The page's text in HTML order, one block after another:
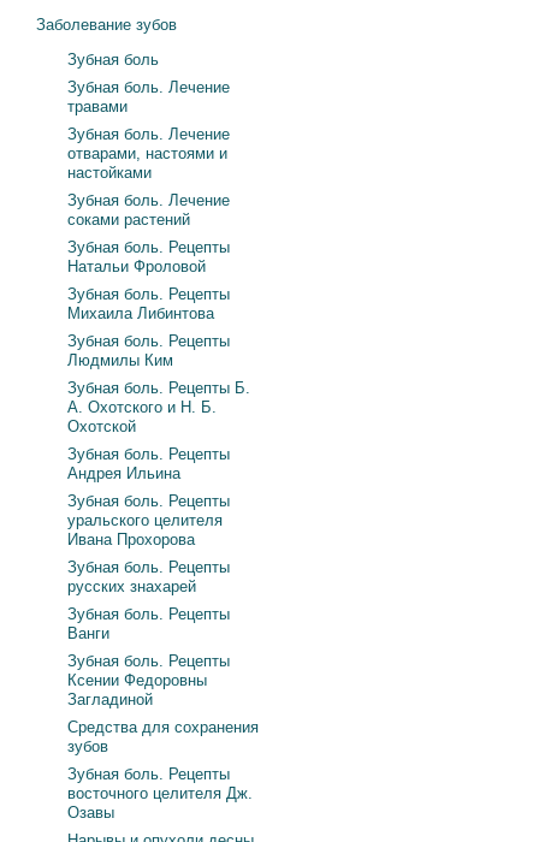
Заболевание зубов
Зубная боль
Зубная боль. Лечение
травами
Зубная боль. Лечение
отварами, настоями и
настойками
Зубная боль. Лечение
соками растений
Зубная боль. Рецепты
Натальи Фроловой
Зубная боль. Рецепты
Михаила Либинтова
Зубная боль. Рецепты
Людмилы Ким
Зубная боль. Рецепты Б.
А. Охотского и Н. Б.
Охотской
Зубная боль. Рецепты
Андрея Ильина
Зубная боль. Рецепты
уральского целителя
Ивана Прохорова
Зубная боль. Рецепты
русских знахарей
Зубная боль. Рецепты
Ванги
Зубная боль. Рецепты
Ксении Федоровны
Загладиной
Средства для сохранения
зубов
Зубная боль. Рецепты
восточного целителя Дж.
Озавы